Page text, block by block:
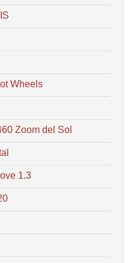
Wheels
Zoom del Sol
1.3